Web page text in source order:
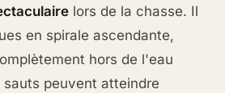
lors de la chasse. Il
en spirale ascendante,
hors de l'eau
peuvent atteindre